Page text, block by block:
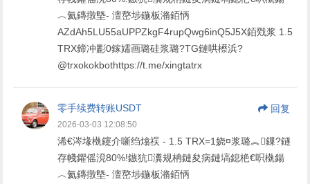
︿氦鏄撴墍- 澶嶅埗鍦板潃銆怲
AZdAh5LU55aUPPZkgF4rupQwg6inQ5J5X銆戣浆 1.5
TRX鍗冲彲0鎵嬬画璐硅浆璐?TG鏈哄櫒浜?
@trxokokbothttps://t.me/xingtatrx
零手续费转账USDT 回复
2026-03-03 12:08:50
浠€涔堟槸鑳介噺绉熻祦 - 1.5 TRX=1娆¤浆璐︽鏁?鐩
存帴鑺傜渷80%!鏃犺瀵规柟鏈夋病鏈塙鎴栬€呮槸鍚
︿氦鏄撴墍- 澶嶅埗鍦板潃銆怲